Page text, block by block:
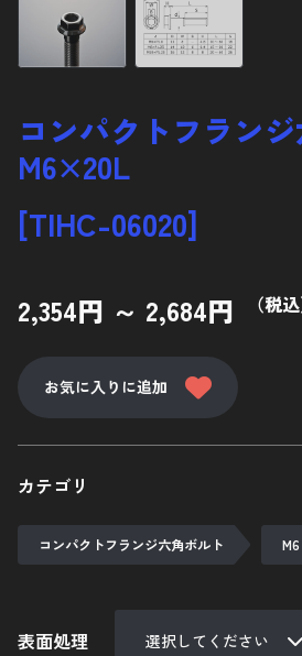
ナット
スタッドボルト
その他バイクパーツ
カーパーツ
使用鋼材について
陽極酸化処理
ご利用ガイド
マイカート
コンパクトフラン
M6×20L
[TIHC-06020]
2,354円 ～ 2,684円 （税込
お気に入りに追加
カテゴリ
コンパクトフランジ六角ボルト M6
表面処理